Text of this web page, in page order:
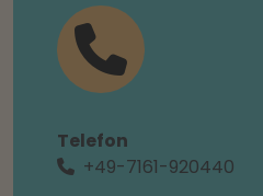
Telefon
+49-7161-920440